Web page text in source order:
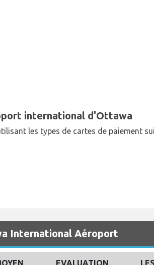
international d'Ottawa
les types de cartes de paiement
International Aéroport
EVALUATION
LES